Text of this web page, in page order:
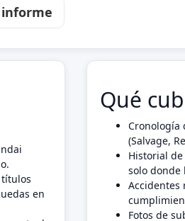
en
Qué
Cronología
(Salvage,
Historial
solo donde
Accidentes
Fotos de